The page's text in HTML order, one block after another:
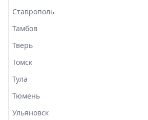
Ставрополь
Тамбов
Тверь
Томск
Тула
Тюмень
Ульяновск